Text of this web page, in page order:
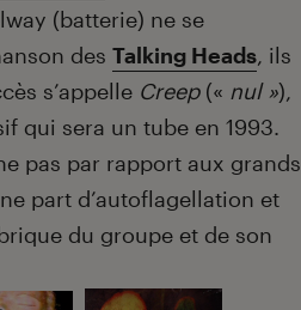
(batterie) ne se
des Talking Heads, ils
s’appelle Creep (« nul »),
qui sera un tube en 1993.
pas par rapport aux grands
part d’autoflagellation et
du groupe et de son